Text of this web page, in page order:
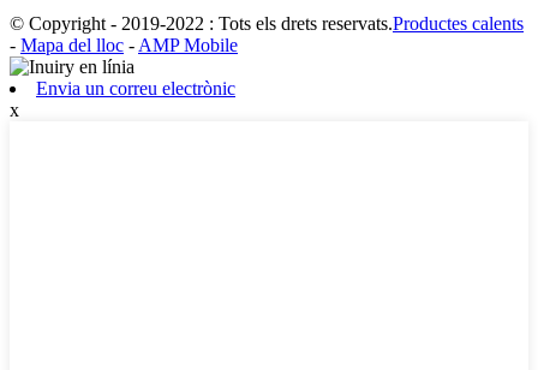
© Copyright - 2019-2022 : Tots els drets reservats.Productes calents
- Mapa del lloc - AMP Mobile
Envia un correu electrònic
x